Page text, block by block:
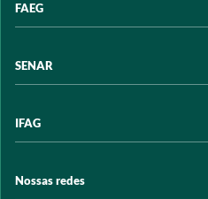
Acervo digital
Programas e Serviços
Trabalhe conosco
FAEG
Transparência
SENAR
Transparência
Arrecadação
IFAG
Programas e Serviços
Nossas redes